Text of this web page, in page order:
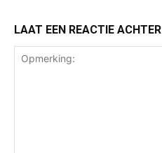
LAAT EEN REACTIE ACHTER